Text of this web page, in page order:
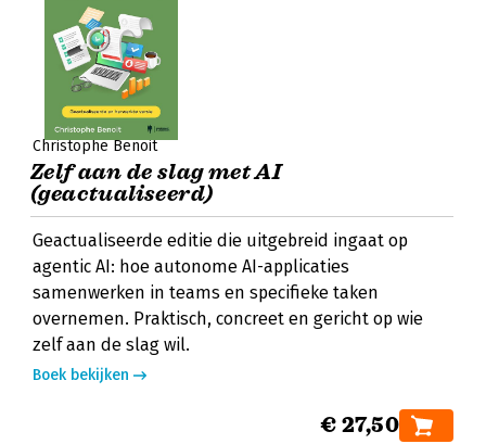
Christophe Benoit
Zelf aan de slag met AI
(geactualiseerd)
Geactualiseerde editie die uitgebreid ingaat op
agentic AI: hoe autonome AI-applicaties
samenwerken in teams en specifieke taken
overnemen. Praktisch, concreet en gericht op wie
zelf aan de slag wil.
Boek bekijken
€ 27,50